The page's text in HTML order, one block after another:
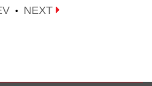
• NEXT